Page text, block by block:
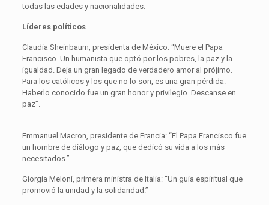
todas las edades y nacionalidades.
Líderes políticos
Claudia Sheinbaum, presidenta de México: “Muere el Papa
Francisco. Un humanista que optó por los pobres, la paz y la
igualdad. Deja un gran legado de verdadero amor al prójimo.
Para los católicos y los que no lo son, es una gran pérdida.
Haberlo conocido fue un gran honor y privilegio. Descanse en
paz”.
Emmanuel Macron, presidente de Francia: “El Papa Francisco fue
un hombre de diálogo y paz, que dedicó su vida a los más
necesitados.”
Giorgia Meloni, primera ministra de Italia: “Un guía espiritual que
promovió la unidad y la solidaridad.”